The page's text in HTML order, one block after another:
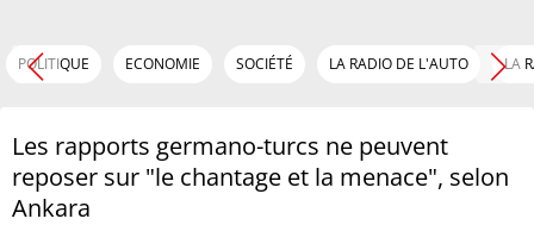
POLITIQUE ECONOMIE SOCIÉTÉ LA RADIO DE L'AUTO LA
Les rapports germano-turcs ne peuvent
reposer sur "le chantage et la menace", selon
Ankara